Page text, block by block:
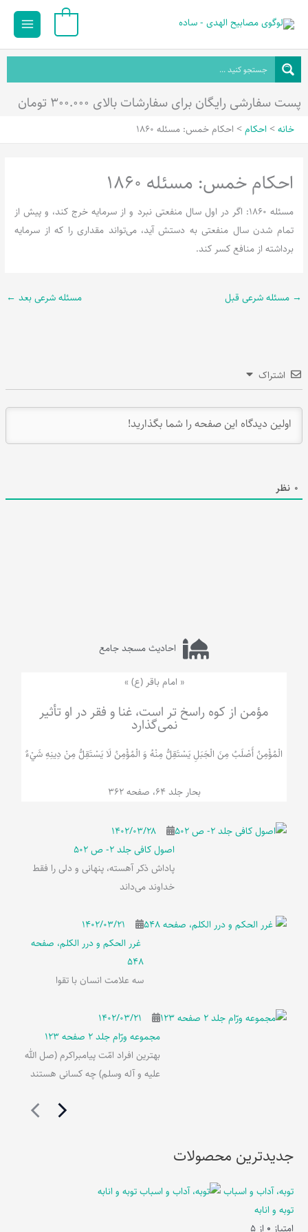
محتوا
Main
پست سفارشی رایگان برای سفارشات بالای ۳۰۰.۰۰۰ تومان
خانه احکام احکام خمس: مسئله 1860
احکام خمس: مسئله 1860
مسئله 1860: اگر در اول سال منفعتی نبرد و از سرمایه خرج کند، و پیش از
تمام شدن سال منفعتی به دستش آید، می‌تواند مقداری را که از سرمایه
برداشته از منافع کسر کند.
→ مسئله شرعی قبل مسئله شرعی بعد ←
اشتراک
0 نظر
احادیث مسجد جامع
« امام باقر (ع) »
مؤمن از کوه راسخ تر است، غنا و فقر در او تأثیر
نمی‌گذارد
الْمُؤْمِنُ‌ أَصْلَبُ‌ مِنَ‌ الْجَبَلِ‌ یَسْتَقِلُّ مِنْهُ وَ الْمُؤْمِنُ لَا يَسْتَقِلُّ مِنْ دِينِهِ شَيْ‌ءٌ
بحار جلد 64، صفحه 362
۱۴۰۲/۰۳/۲۸
اصول کافی جلد 2- ص 502
پاداش ذکر آهسته، پنهانی و دلی را فقط
خداوند می‌داند
۱۴۰۲/۰۳/۲۱
غرر الحکم و درر الکلم، صفحه
548
سه علامت انسان با تقوا
۱۴۰۲/۰۳/۲۱
مجموعه ورّام جلد 2 صفحه 123
بهترین افراد امّت پیامبراکرم (صل الله
علیه و آله وسلم) چه کسانی هستند
جدیدترین محصولات
توبه، آداب و اسباب
توبه و انابه
امتیاز 0 از 5